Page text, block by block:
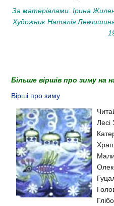
За матеріалами: Ірина
Художник Наталія
Більше віршів про зиму на
Вірші про зиму
Лесі